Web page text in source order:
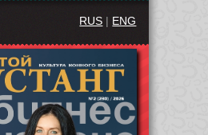
RUS | ENG